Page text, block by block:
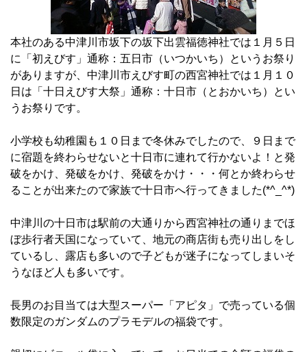
本社のある中津川市坂下の坂下出雲福徳神社では１月５日
に「初えびす」通称：五日市（いつかいち）というお祭り
がありますが、中津川市えびす町の西宮神社では１月１０
日は「十日えびす大祭」通称：十日市（とおかいち）とい
うお祭りです。
小学校も幼稚園も１０日まで冬休みでしたので、９日まで
に宿題を終わらせないと十日市に連れて行かないよ！と発
破をかけ、発破をかけ、発破をかけ・・・何とか終わらせ
ることが出来たので家族で十日市へ行ってきました(*^_^*)
中津川の十日市は駅前の大通りから西宮神社の通りまでほ
ぼ歩行者天国になっていて、地元の商店街も売り出しをし
ているし、露店も多いので子どもが迷子になってしまいそ
うなほど人も多いです。
長男のお目当ては大型スーパー「アピタ」で売っている個
数限定のガンダムのプラモデルの福袋です。